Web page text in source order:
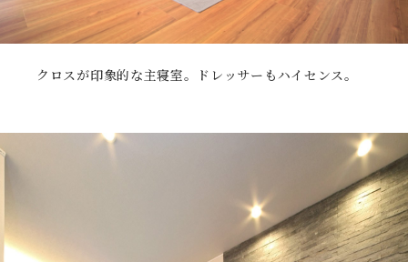
クロスが印象的な主寝室。ドレッサーもハイセンス。